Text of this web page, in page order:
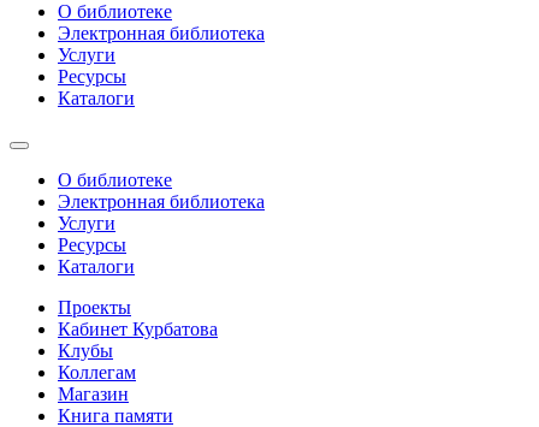
О библиотеке
Электронная библиотека
Услуги
Ресурсы
Каталоги
О библиотеке
Электронная библиотека
Услуги
Ресурсы
Каталоги
Проекты
Кабинет Курбатова
Клубы
Коллегам
Магазин
Книга памяти